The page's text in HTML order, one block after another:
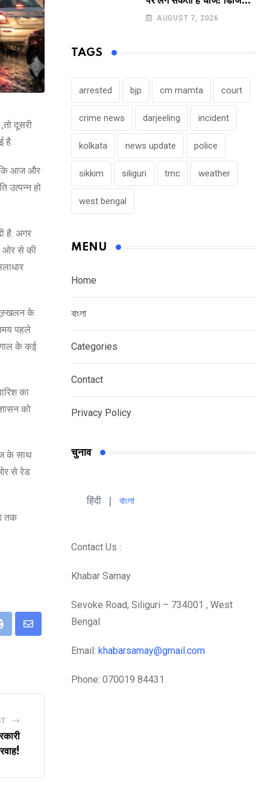
दूसरी
है.
कि आज और
उत्पन्न हो
है. अगर
ओर से की
भूस्खलन के
पहले
के कई
का
को
के साथ
से रेड
तक
Share
पेमेंट करने वालों के लिए बड़ा
AUGUST 7, 2026
TAGS
arrested bjp cm mamta court
crime news darjeeling incident
kolkata news update police
sikkim siliguri tmc weather
west bengal
MENU
Home
বাংলা
Categories
Contact
Privacy Policy
चुनाव
हिंदी | বাংলা
Contact Us :
Khabar Samay
Sevoke Road, Siliguri – 734001 , West
Bengal
Email: khabarsamay@gmail.com
Phone: 070019 84431